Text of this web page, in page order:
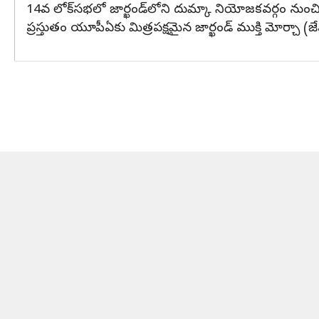
14వ లోక్‌సభలో జార్ఖండ్‌లోని దుమ్కా నియోజకవర్గం
ప్రస్తుతం యూపీఏకు మిత్రపక్షమైన జార్ఖండ్ ముక్తి మోర్చా